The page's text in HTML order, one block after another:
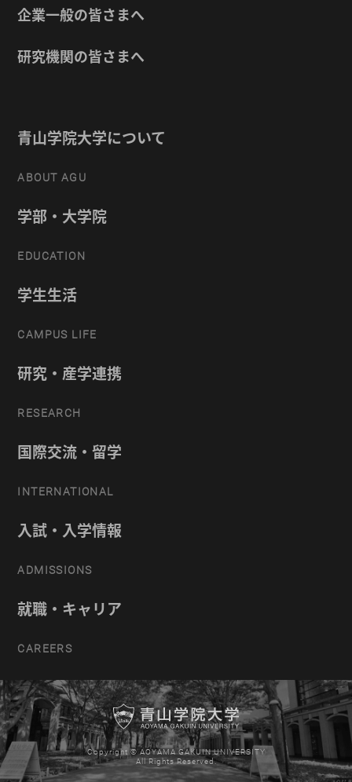
企業一般の皆さまへ
研究機関の皆さまへ
青山学院大学について
ABOUT AGU
学部・大学院
EDUCATION
学生生活
CAMPUS LIFE
研究・産学連携
RESEARCH
国際交流・留学
INTERNATIONAL
入試・入学情報
ADMISSIONS
就職・キャリア
CAREERS
Copyright © AOYAMA GAKUIN UNIVERSITY
All Rights Reserved.